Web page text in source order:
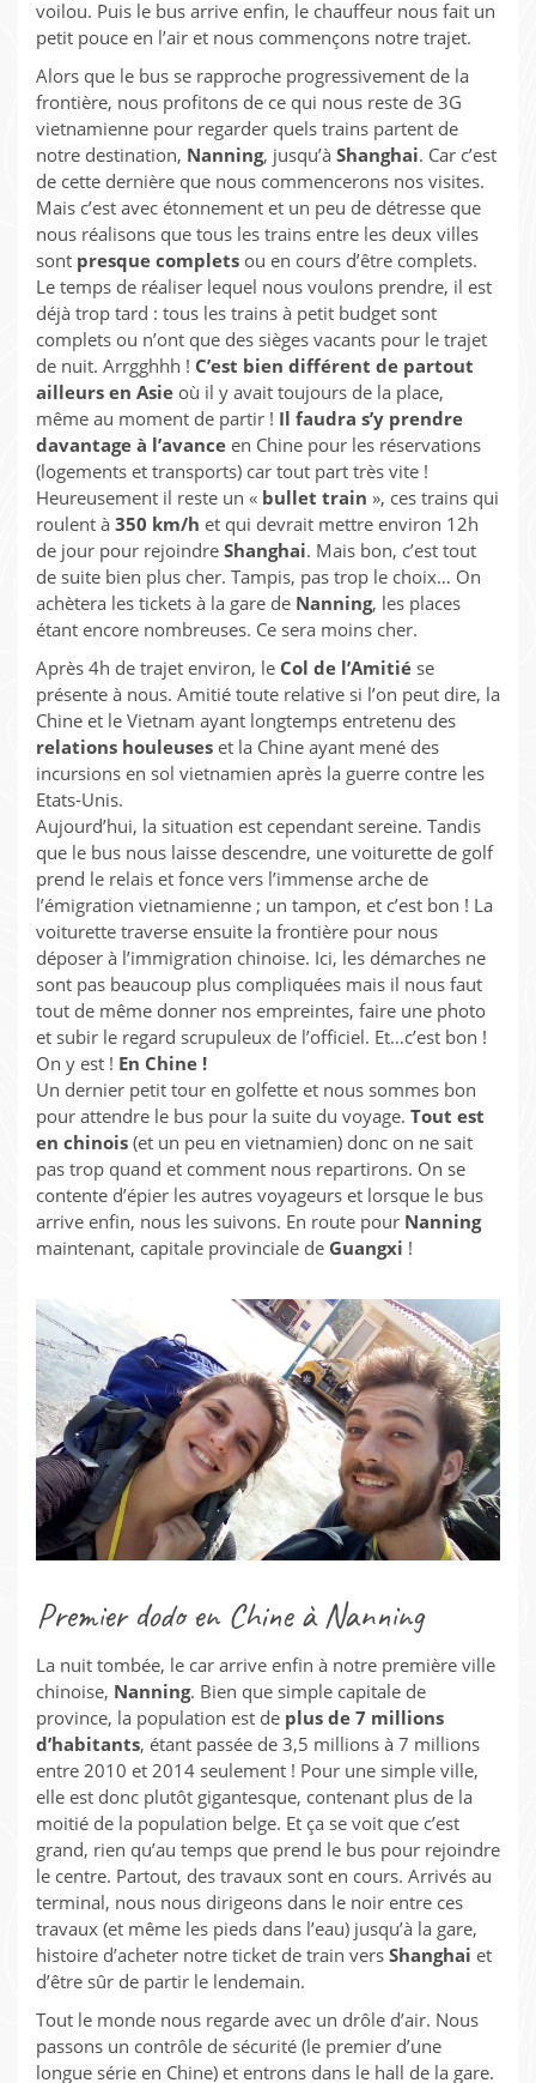
voilou. Puis le bus arrive enfin, le chauffeur nous fait un
petit pouce en l’air et nous commençons notre trajet.
Alors que le bus se rapproche progressivement de la
frontière, nous profitons de ce qui nous reste de 3G
vietnamienne pour regarder quels trains partent de
notre destination, Nanning, jusqu’à Shanghai. Car c’est
de cette dernière que nous commencerons nos visites.
Mais c’est avec étonnement et un peu de détresse que
nous réalisons que tous les trains entre les deux villes
sont presque complets ou en cours d’être complets.
Le temps de réaliser lequel nous voulons prendre, il est
déjà trop tard : tous les trains à petit budget sont
complets ou n’ont que des sièges vacants pour le trajet
de nuit. Arrgghhh ! C’est bien différent de partout
ailleurs en Asie où il y avait toujours de la place,
même au moment de partir ! Il faudra s’y prendre
davantage à l’avance en Chine pour les réservations
(logements et transports) car tout part très vite !
Heureusement il reste un « bullet train », ces trains qui
roulent à 350 km/h et qui devrait mettre environ 12h
de jour pour rejoindre Shanghai. Mais bon, c’est tout
de suite bien plus cher. Tampis, pas trop le choix… On
achètera les tickets à la gare de Nanning, les places
étant encore nombreuses. Ce sera moins cher.
Après 4h de trajet environ, le Col de l’Amitié se
présente à nous. Amitié toute relative si l’on peut dire, la
Chine et le Vietnam ayant longtemps entretenu des
relations houleuses et la Chine ayant mené des
incursions en sol vietnamien après la guerre contre les
Etats-Unis.
Aujourd’hui, la situation est cependant sereine. Tandis
que le bus nous laisse descendre, une voiturette de golf
prend le relais et fonce vers l’immense arche de
l’émigration vietnamienne ; un tampon, et c’est bon ! La
voiturette traverse ensuite la frontière pour nous
déposer à l’immigration chinoise. Ici, les démarches ne
sont pas beaucoup plus compliquées mais il nous faut
tout de même donner nos empreintes, faire une photo
et subir le regard scrupuleux de l’officiel. Et…c’est bon !
On y est ! En Chine !
Un dernier petit tour en golfette et nous sommes bon
pour attendre le bus pour la suite du voyage. Tout est
en chinois (et un peu en vietnamien) donc on ne sait
pas trop quand et comment nous repartirons. On se
contente d’épier les autres voyageurs et lorsque le bus
arrive enfin, nous les suivons. En route pour Nanning
maintenant, capitale provinciale de Guangxi !
Premier dodo en Chine à Nanning
La nuit tombée, le car arrive enfin à notre première ville
chinoise, Nanning. Bien que simple capitale de
province, la population est de plus de 7 millions
d’habitants, étant passée de 3,5 millions à 7 millions
entre 2010 et 2014 seulement ! Pour une simple ville,
elle est donc plutôt gigantesque, contenant plus de la
moitié de la population belge. Et ça se voit que c’est
grand, rien qu’au temps que prend le bus pour rejoindre
le centre. Partout, des travaux sont en cours. Arrivés au
terminal, nous nous dirigeons dans le noir entre ces
travaux (et même les pieds dans l’eau) jusqu’à la gare,
histoire d’acheter notre ticket de train vers Shanghai et
d’être sûr de partir le lendemain.
Tout le monde nous regarde avec un drôle d’air. Nous
passons un contrôle de sécurité (le premier d’une
longue série en Chine) et entrons dans le hall de la gare.